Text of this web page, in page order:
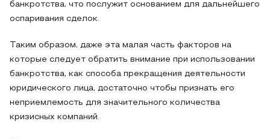
банкротства, что послужит основанием для дальнейшего
оспаривания сделок.
Таким образом, даже эта малая часть факторов на
которые следует обратить внимание при использовании
банкротства, как способа прекращения деятельности
юридического лица, достаточно чтобы признать его
неприемлемость для значительного количества
кризисных компаний.